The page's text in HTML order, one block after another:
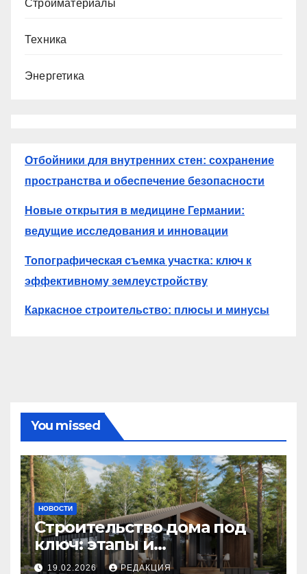
Стройматериалы
Техника
Энергетика
Отбойники для внутренних стен: сохранение
пространства и обеспечение безопасности
Новые открытия в медицине Германии:
ведущие исследования и инновации
Топографическая съемка участка: ключ к
эффективному землеустройству
Каркасное строительство: плюсы и минусы
You missed
НОВОСТИ
Строительство дома под
ключ: этапы и
планирование бюджета
19.02.2026 РЕДАКЦИЯ